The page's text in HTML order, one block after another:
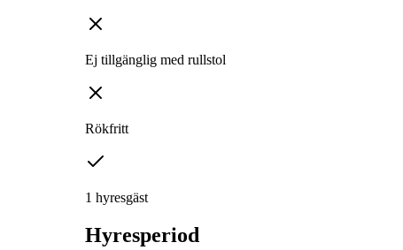
Ej tillgänglig med rullstol
Rökfritt
1 hyresgäst
Hyresperiod